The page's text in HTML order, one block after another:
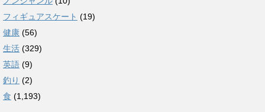
フィギュアスケート (19)
健康 (56)
生活 (329)
英語 (9)
釣り (2)
食 (1,193)